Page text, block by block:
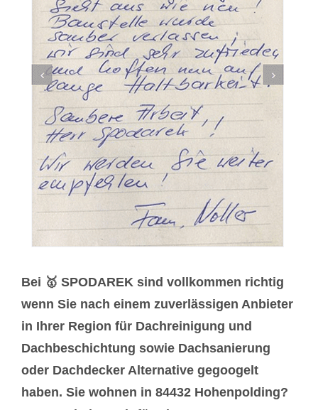
Bei 🥇 SPODAREK sind vollkommen richtig
wenn Sie nach einem zuverlässigen Anbieter
in Ihrer Region für Dachreinigung und
Dachbeschichtung sowie Dachsanierung
oder Dachdecker Alternative gegoogelt
haben. Sie wohnen in 84432 Hohenpolding?